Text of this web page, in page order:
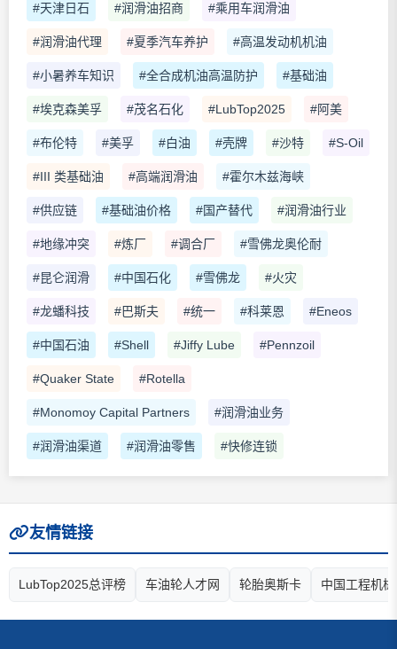
#天津日石 #润滑油招商 #乘用车润滑油
#润滑油代理 #夏季汽车养护 #高温发动机机油
#小暑养车知识 #全合成机油高温防护 #基础油
#埃克森美孚 #茂名石化 #LubTop2025 #阿美
#布伦特 #美孚 #白油 #壳牌 #沙特 #S-Oil
#III 类基础油 #高端润滑油 #霍尔木兹海峡
#供应链 #基础油价格 #国产替代 #润滑油行业
#地缘冲突 #炼厂 #调合厂 #雪佛龙奥伦耐
#昆仑润滑 #中国石化 #雪佛龙 #火灾
#龙蟠科技 #巴斯夫 #统一 #科莱恩 #Eneos
#中国石油 #Shell #Jiffy Lube #Pennzoil
#Quaker State #Rotella
#Monomoy Capital Partners #润滑油业务
#润滑油渠道 #润滑油零售 #快修连锁
友情链接
LubTop2025总评榜 车油轮人才网 轮胎奥斯卡 中国工程机